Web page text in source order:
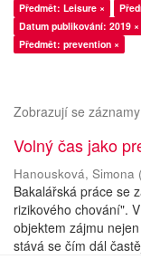
Předmět: Leisure ×
Datum publikování: 2019 ×
Předmět: prevention ×
Zobrazují se
Volný čas jako
Hanousková, Simona (
Bakalářská práce se
rizikového chování".
objektem zájmu
stává se čím dál